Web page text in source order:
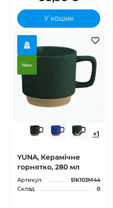
У кошик
+1
YUNA, Керамічне
горнятко, 280 мл
Артикул:
51K103M44
Склад
0